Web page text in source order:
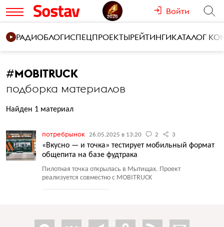
Войти
РАДИОБЛОГИСПЕЦПРОЕКТЫРЕЙТИНГИКАТАЛОГ
#MOBITRUCK
подборка материалов
Найден 1 материал
потребрынок 26.05.2025 в 13:20 2 3
«Вкусно — и точка» тестирует мобильный формат
общепита на базе фудтрака
Пилотная точка открылась в Мытищах. Проект
реализуется совместно с MOBITRUCK